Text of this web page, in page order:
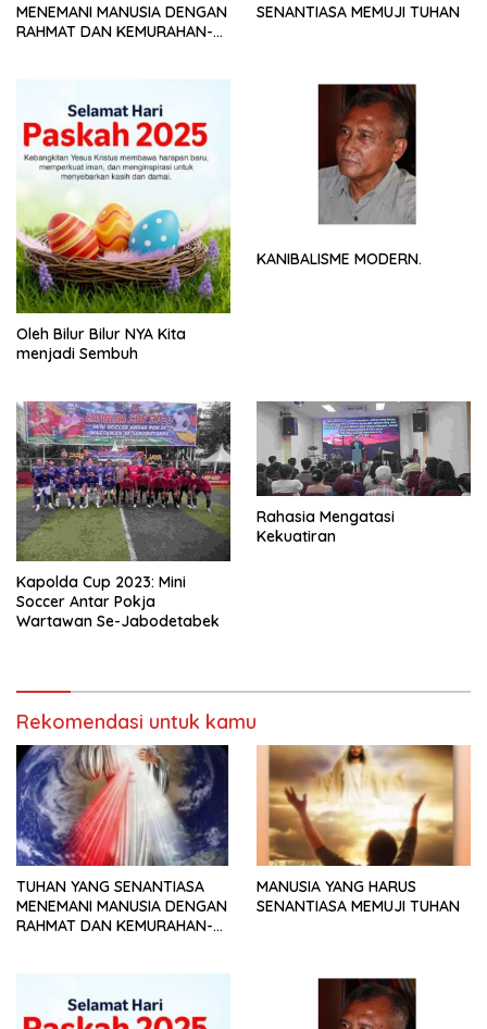
MENEMANI MANUSIA DENGAN
RAHMAT DAN KEMURAHAN-
SENANTIASA MEMUJI TUHAN
Oleh Bilur Bilur NYA Kita
menjadi Sembuh
KANIBALISME MODERN.
Kapolda Cup 2023: Mini
Soccer Antar Pokja
Wartawan Se-Jabodetabek
Rahasia Mengatasi
Kekuatiran
Rekomendasi untuk kamu
TUHAN YANG SENANTIASA
MENEMANI MANUSIA DENGAN
RAHMAT DAN KEMURAHAN-
MANUSIA YANG HARUS
SENANTIASA MEMUJI TUHAN